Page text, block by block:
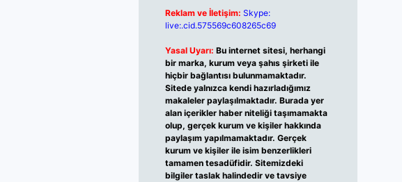
Reklam ve İletişim: Skype:
live:.cid.575569c608265c69
Yasal Uyarı: Bu internet sitesi, herhangi
bir marka, kurum veya şahıs şirketi ile
hiçbir bağlantısı bulunmamaktadır.
Sitede yalnızca kendi hazırladığımız
makaleler paylaşılmaktadır. Burada yer
alan içerikler haber niteliği taşımamakta
olup, gerçek kurum ve kişiler hakkında
paylaşım yapılmamaktadır. Gerçek
kurum ve kişiler ile isim benzerlikleri
tamamen tesadüfidir. Sitemizdeki
bilgiler taslak halindedir ve tavsiye